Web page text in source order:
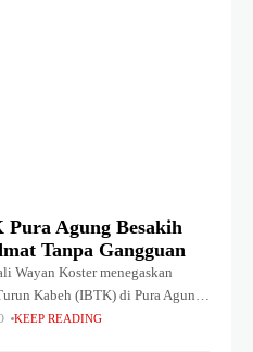
Pura Agung Besakih
Tanpa Gangguan
Wayan Koster menegaskan
Kabeh (IBTK) di Pura Agung
khidmat, dan tanpa gangguan
KEEP READING